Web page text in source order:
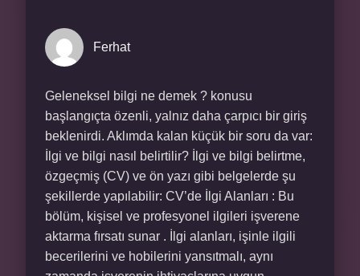
Ferhat
Geleneksel bilgi ne demek ? konusu
başlangıçta özenli, yalnız daha çarpıcı bir giriş
beklenirdi. Aklımda kalan küçük bir soru da var:
İlgi ve bilgi nasıl belirtilir? İlgi ve bilgi belirtme,
özgeçmiş (CV) ve ön yazı gibi belgelerde şu
şekillerde yapılabilir: CV’de İlgi Alanları : Bu
bölüm, kişisel ve profesyonel ilgileri işverene
aktarma fırsatı sunar . İlgi alanları, işinle ilgili
becerilerini ve hobilerini yansıtmalı, aynı